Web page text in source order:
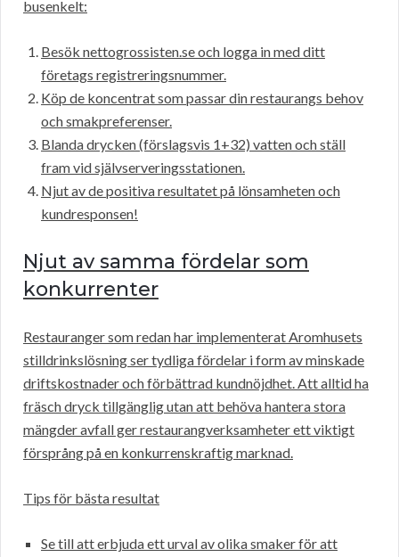
busenkelt:
Besök nettogrossisten.se och logga in med ditt
företags registreringsnummer.
Köp de koncentrat som passar din restaurangs behov
och smakpreferenser.
Blanda drycken (förslagsvis 1+32) vatten och ställ
fram vid självserveringsstationen.
Njut av de positiva resultatet på lönsamheten och
kundresponsen!
Njut av samma fördelar som
konkurrenter
Restauranger som redan har implementerat Aromhusets
stilldrinkslösning ser tydliga fördelar i form av minskade
driftskostnader och förbättrad kundnöjdhet. Att alltid ha
fräsch dryck tillgänglig utan att behöva hantera stora
mängder avfall ger restaurangverksamheter ett viktigt
försprång på en konkurrenskraftig marknad.
Tips för bästa resultat
Se till att erbjuda ett urval av olika smaker för att